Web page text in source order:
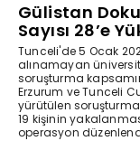
Gülistan
Sayısı 28’e
Tunceli'de 5 Ocak
alınamayan
soruşturma
Erzurum ve Tunceli
yürütülen
19 kişinin
operasyon